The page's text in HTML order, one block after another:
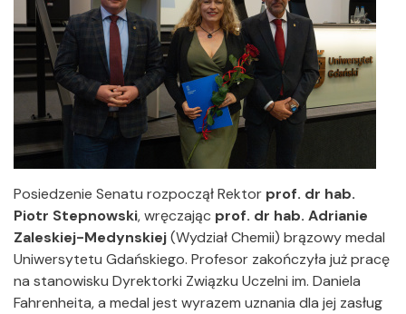
Posiedzenie Senatu rozpoczął Rektor prof. dr hab.
Piotr Stepnowski, wręczając prof. dr hab. Adrianie
Zaleskiej-Medynskiej(Wydział Chemii) brązowy medal
Uniwersytetu Gdańskiego. Profesor zakończyła już pracę
na stanowisku Dyrektorki Związku Uczelni im. Daniela
Fahrenheita, a medal jest wyrazem uznania dla jej zasług